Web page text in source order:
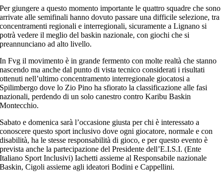
Per giungere a questo momento importante le quattro squadre che sono
arrivate alle semifinali hanno dovuto passare una difficile selezione, tra
concentramenti regionali e interregionali, sicuramente a Lignano si
potrà vedere il meglio del baskin nazionale, con giochi che si
preannunciano ad alto livello.
In Fvg il movimento è in grande fermento con molte realtà che stanno
nascendo ma anche dal punto di vista tecnico considerati i risultati
ottenuti nell’ultimo concentramento interregionale giocatosi a
Spilimbergo dove lo Zio Pino ha sfiorato la classificazione alle fasi
nazionali, perdendo di un solo canestro contro Karibu Baskin
Montecchio.
Sabato e domenica sarà l’occasione giusta per chi è interessato a
conoscere questo sport inclusivo dove ogni giocatore, normale e con
disabilità, ha le stesse responsabilità di gioco, e per questo evento è
prevista anche la partecipazione del Presidente dell’E.I.S.I. (Ente
Italiano Sport Inclusivi) Iachetti assieme al Responsabile nazionale
Baskin, Cigoli assieme agli ideatori Bodini e Cappellini.